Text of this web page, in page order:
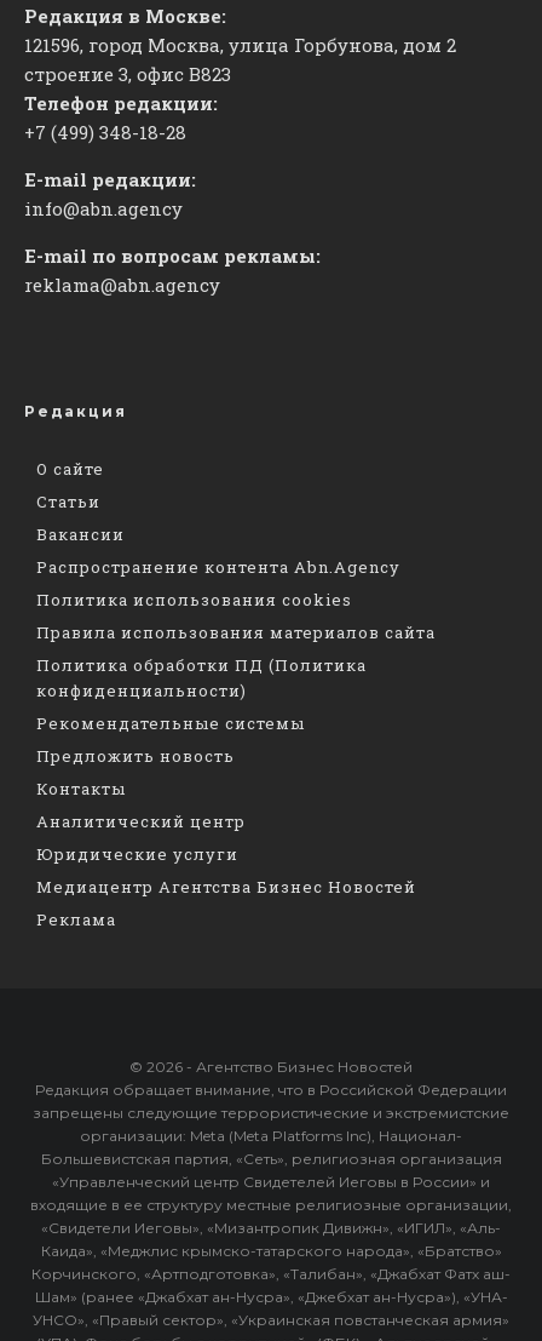
Редакция в Москве:
121596, город Москва, улица Горбунова, дом 2
строение 3, офис ​В823
Телефон редакции:
+7 (499) 348-18-28
E-mail редакции:
info@abn.agency
E-mail по вопросам рекламы:
reklama@abn.agency
Редакция
О сайте
Статьи
Вакансии
Распространение контента Abn.Agency
Политика использования cookies
Правила использования материалов сайта
Политика обработки ПД (Политика
конфиденциальности)
Рекомендательные системы
Предложить новость
Контакты
Аналитический центр
Юридические услуги
Медиацентр Агентства Бизнес Новостей
Реклама
© 2026 - Агентство Бизнес Новостей
Редакция обращает внимание, что в Российской Федерации
запрещены следующие террористические и экстремистские
организации: Meta (Meta Platforms Inc), Национал-
Большевистская партия, «Сеть», религиозная организация
«Управленческий центр Свидетелей Иеговы в России» и
входящие в ее структуру местные религиозные организации,
«Свидетели Иеговы», «Мизантропик Дивижн», «ИГИЛ», «Аль-
Каида», «Меджлис крымско-татарского народа», «Братство»
Корчинского, «Артподготовка», «Талибан», «Джабхат Фатх аш-
Шам» (ранее «Джабхат ан-Нусра», «Джебхат ан-Нусра»), «УНА-
УНСО», «Правый сектор», «Украинская повстанческая армия»